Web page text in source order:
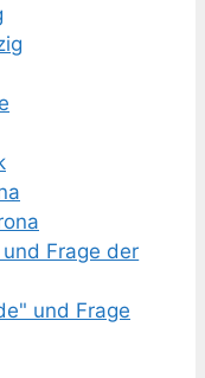
Frage der